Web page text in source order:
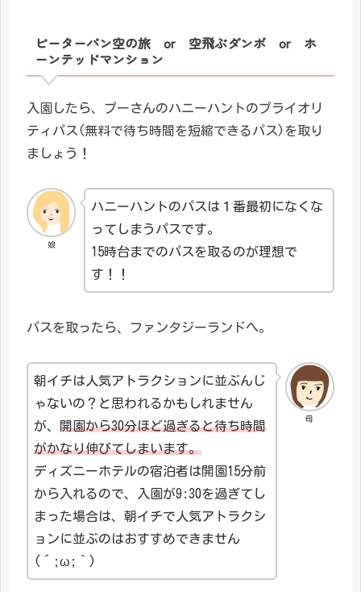
ピーターパン空の旅 or 空飛ぶダンボ or ホ
ーンテッドマンション
入園したら、プーさんのハニーハントのプライオリ
ティパス(無料で待ち時間を短縮できるパス)を取り
ましょう！
娘
ハニーハントのパスは１番最初になくな
ってしまうパスです。
15時台までのパスを取るのが理想で
す！！
パスを取ったら、ファンタジーランドへ。
母
朝イチは人気アトラクションに並ぶんじ
ゃないの？と思われるかもしれません
が、 開園から30分ほど過ぎると待ち時間
がかなり伸びてしまいます。
ディズニーホテルの宿泊者は開園15分前
から入れるので、入園が9:30を過ぎてし
まった場合は、朝イチで人気アトラクシ
ョンに並ぶのはおすすめできません
(´;ω;｀)